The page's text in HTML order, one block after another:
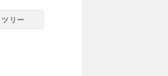
リー